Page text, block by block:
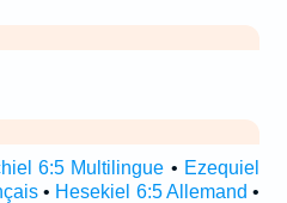
6:5 Multilingue • Ezequiel
• Hesekiel 6:5 Allemand •